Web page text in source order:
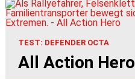
TEST: DEFENDER OCTA
All Action Hero